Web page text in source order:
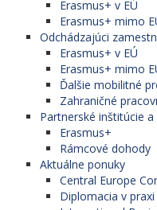
Erasmus+ v EÚ
Erasmus+ mimo
Odchádzajúci
Erasmus+ v EÚ
Erasmus+ mimo
Ďalšie mobilitné
Zahraničné
Partnerské inštitúcie
Erasmus+
Rámcové dohody
Aktuálne ponuky
Central Europe
Diplomacia v praxi